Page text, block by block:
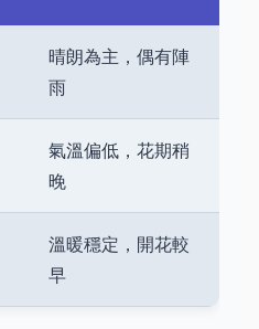
晴朗為主，偶有陣
雨
氣溫偏低，花期稍
晚
溫暖穩定，開花較
早